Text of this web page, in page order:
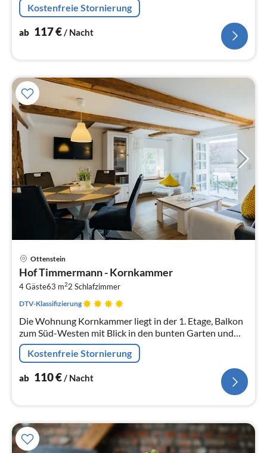
Kostenfreie Stornierung
ab 117€/ Nacht
Ottenstein
Hof Timmermann - Kornkammer
4 Gäste63 m22 Schlafzimmer
DTV-Klassifizierung
Die Wohnung Kornkammer liegt in der 1. Etage, Balkon
zum Süd-Westen mit Blick in den bunten Garten und
auf die Pferdewiese
Kostenfreie Stornierung
ab 110€/ Nacht